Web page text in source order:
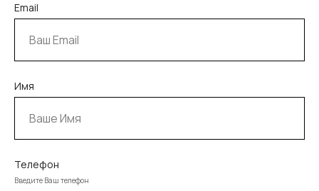
Email
Имя
Телефон
Введите Ваш телефон